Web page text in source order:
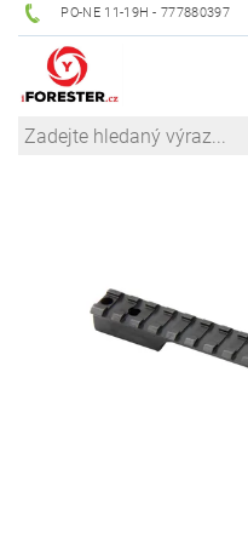
PO-NE 11-19H - 777880397